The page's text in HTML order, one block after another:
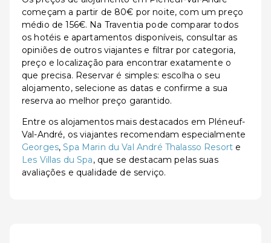
começam a partir de 80€ por noite, com um preço
médio de 156€. Na Traventia pode comparar todos
os hotéis e apartamentos disponíveis, consultar as
opiniões de outros viajantes e filtrar por categoria,
preço e localização para encontrar exatamente o
que precisa. Reservar é simples: escolha o seu
alojamento, selecione as datas e confirme a sua
reserva ao melhor preço garantido.
Entre os alojamentos mais destacados em Pléneuf-
Val-André, os viajantes recomendam especialmente
Georges,Spa Marin du Val André Thalasso Resort e
Les Villas du Spa, que se destacam pelas suas
avaliações e qualidade de serviço.